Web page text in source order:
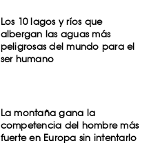
Los 10 lagos y ríos que
albergan las aguas más
peligrosas del mundo para el
ser humano
La montaña gana la
competencia del hombre más
fuerte en Europa sin intentarlo